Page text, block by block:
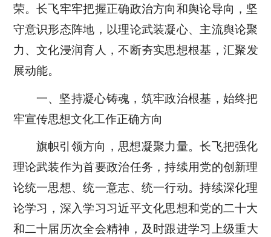
荣。长飞牢牢把握正确政治方向和舆论导向，坚
守意识形态阵地，以理论武装凝心、主流舆论聚
力、文化浸润育人，不断夯实思想根基 ，汇聚发
展动能。
一、坚持凝心铸魂，筑牢政治根基，始终把
牢宣传思想文化工作正确方向
旗帜引领方向，思想凝聚力量。长飞把强化
理论武装作为首要政治任务，持续用党的创新理
论统一思想、统一意志、统一行动。持续深化理
论学习，深入学习习近平文化思想和党的二十大
和二十届历次全会精神，及时跟进学习上级重大